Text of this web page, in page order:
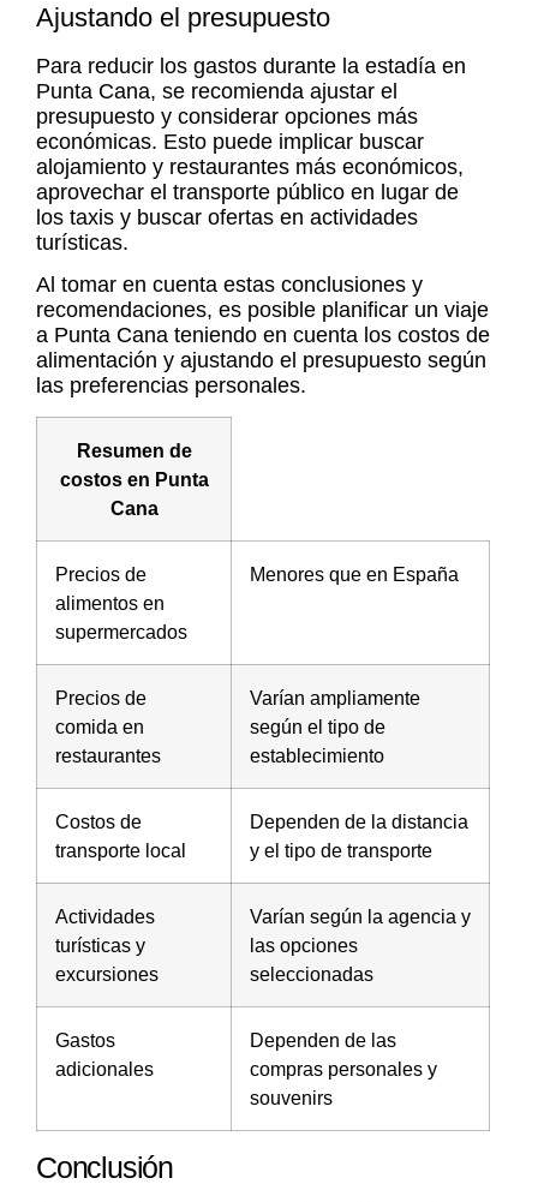
Ajustando el presupuesto
Para reducir los gastos durante la estadía en
Punta Cana, se recomienda ajustar el
presupuesto y considerar opciones más
económicas. Esto puede implicar buscar
alojamiento y restaurantes más económicos,
aprovechar el transporte público en lugar de
los taxis y buscar ofertas en actividades
turísticas.
Al tomar en cuenta estas conclusiones y
recomendaciones, es posible planificar un viaje
a Punta Cana teniendo en cuenta los costos de
alimentación y ajustando el presupuesto según
las preferencias personales.
Resumen de
costos en Punta
Cana
Precios de
alimentos en
supermercados
Menores que en España
Precios de
comida en
restaurantes
Varían ampliamente
según el tipo de
establecimiento
Costos de
transporte local
Dependen de la distancia
y el tipo de transporte
Actividades
turísticas y
excursiones
Varían según la agencia y
las opciones
seleccionadas
Gastos
adicionales
Dependen de las
compras personales y
souvenirs
Conclusión